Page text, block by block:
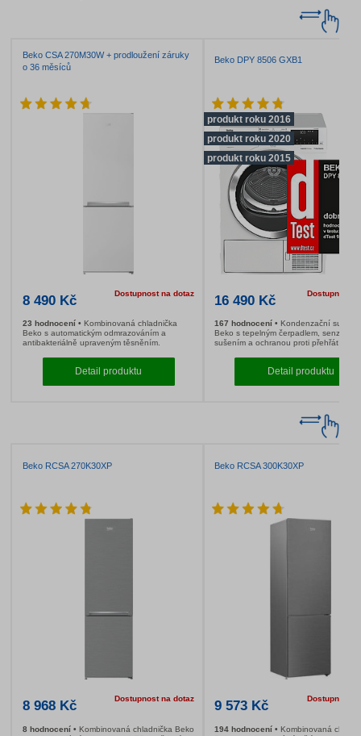
Beko CSA 270M30W + prodloužení záruky
o 36 měsíců
Beko DPY 8506
produkt roku
produkt roku